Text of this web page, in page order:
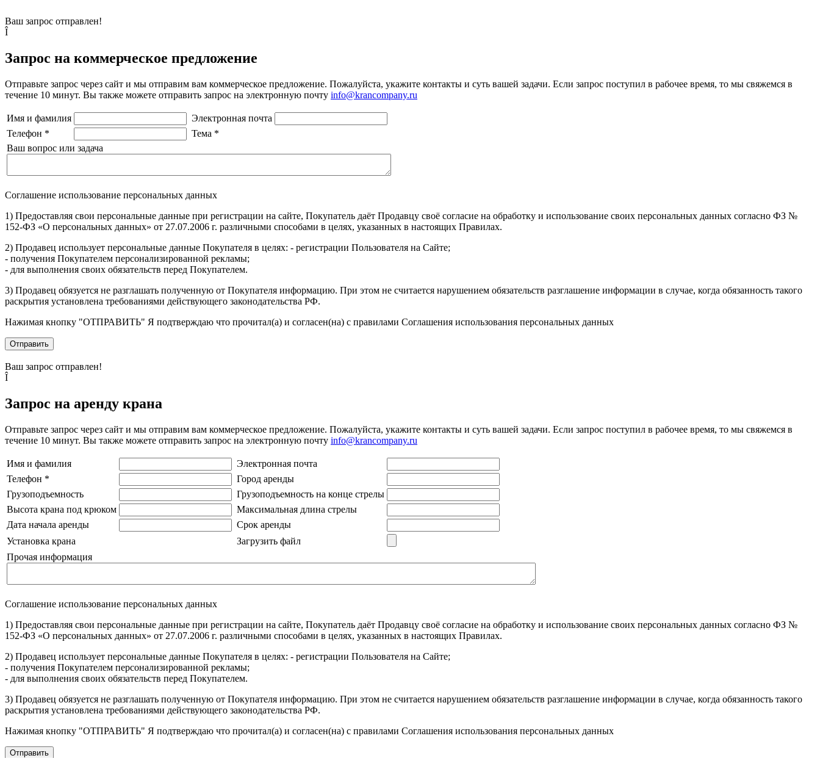
Ваш запрос отправлен!
Î
Запрос на коммерческое предложение
Отправьте запрос через сайт и мы отправим вам коммерческое предложение. Пожалуйста, укажите контакты и суть вашей задачи. Если запрос поступил в рабочее время, то мы свяжемся в
течение 10 минут. Вы также можете отправить запрос на электронную почту info@krancompany.ru
Имя и фамилия
Электронная почта
Телефон * Тема *
Ваш вопрос или задача
Соглашение использование персональных данных
1) Предоставляя свои персональные данные при регистрации на сайте, Покупатель даёт Продавцу своё согласие на обработку и использование своих персональных данных согласно ФЗ №
152-ФЗ «О персональных данных» от 27.07.2006 г. различными способами в целях, указанных в настоящих Правилах.
2) Продавец использует персональные данные Покупателя в целях: - регистрации Пользователя на Сайте;
- получения Покупателем персонализированной рекламы;
- для выполнения своих обязательств перед Покупателем.
3) Продавец обязуется не разглашать полученную от Покупателя информацию. При этом не считается нарушением обязательств разглашение информации в случае, когда обязанность такого
раскрытия установлена требованиями действующего законодательства РФ.
Нажимая кнопку "ОТПРАВИТЬ" Я подтверждаю что прочитал(а) и согласен(на) с правилами Соглашения использования персональных данных
Отправить
Ваш запрос отправлен!
Î
Запрос на аренду крана
Отправьте запрос через сайт и мы отправим вам коммерческое предложение. Пожалуйста, укажите контакты и суть вашей задачи. Если запрос поступил в рабочее время, то мы свяжемся в
течение 10 минут. Вы также можете отправить запрос на электронную почту info@krancompany.ru
Имя и фамилия
Электронная почта
Телефон *
Город аренды
Грузоподъемность
Грузоподъемность на конце стрелы
Высота крана под крюком
Максимальная длина стрелы
Дата начала аренды
Срок аренды
Установка крана
Загрузить файл
Прочая информация
Соглашение использование персональных данных
1) Предоставляя свои персональные данные при регистрации на сайте, Покупатель даёт Продавцу своё согласие на обработку и использование своих персональных данных согласно ФЗ №
152-ФЗ «О персональных данных» от 27.07.2006 г. различными способами в целях, указанных в настоящих Правилах.
2) Продавец использует персональные данные Покупателя в целях: - регистрации Пользователя на Сайте;
- получения Покупателем персонализированной рекламы;
- для выполнения своих обязательств перед Покупателем.
3) Продавец обязуется не разглашать полученную от Покупателя информацию. При этом не считается нарушением обязательств разглашение информации в случае, когда обязанность такого
раскрытия установлена требованиями действующего законодательства РФ.
Нажимая кнопку "ОТПРАВИТЬ" Я подтверждаю что прочитал(а) и согласен(на) с правилами Соглашения использования персональных данных
Отправить